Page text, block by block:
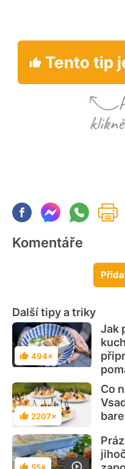
Tento tip
Komentáře
Další tipy a triky
Hodnocení
494×
Jak
Hodnocení
2207×
Co
55×